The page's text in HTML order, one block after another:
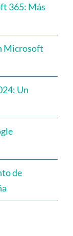
365: Más
Microsoft
Un
de